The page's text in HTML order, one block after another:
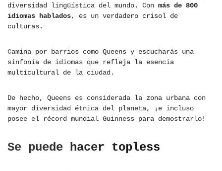
diversidad lingüística del mundo. Con más de 800
idiomas hablados, es un verdadero crisol de
culturas.
Camina por barrios como Queens y escucharás una
sinfonía de idiomas que refleja la esencia
multicultural de la ciudad.
De hecho, Queens es considerada la zona urbana con
mayor diversidad étnica del planeta, ¡e incluso
posee el récord mundial Guinness para demostrarlo!
Se puede hacer topless